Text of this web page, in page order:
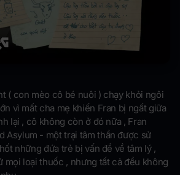
( con mèo cô bé nuôi ) chạy khỏi ngôi
vì mất cha mẹ khiến Fran bị ngất giữa
lại , cô không còn ở đó nữa , Fran
Asylum - một trại tâm thần được sử
những đứa trẻ bị vấn đề về tâm lý ,
mọi loại thuốc , nhưng tất cả đều không